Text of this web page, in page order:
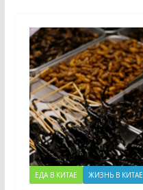
ЕДА В КИТАЕ ЖИЗНЬ В КИТАЕ